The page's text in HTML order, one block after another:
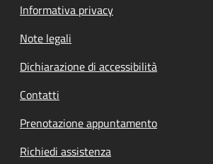
Informativa privacy
Note legali
Dichiarazione di accessibilità
Contatti
Prenotazione appuntamento
Richiedi assistenza